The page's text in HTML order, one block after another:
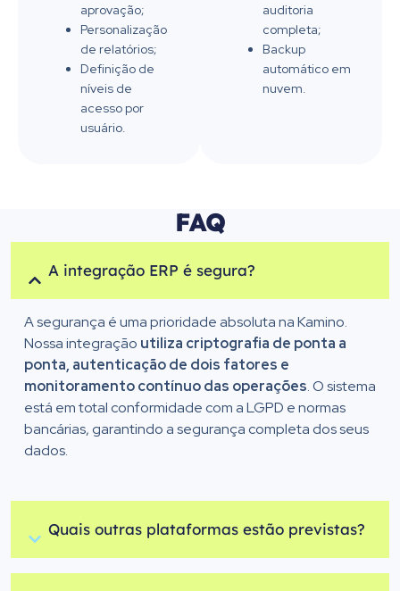
aprovação;
Personalização
de relatórios;
Definição de
níveis de
acesso por
usuário.
auditoria
completa;
Backup
automático em
nuvem.
FAQ
A integração ERP é segura?
A segurança é uma prioridade absoluta na Kamino.
Nossa integração utiliza criptografia de ponta a
ponta, autenticação de dois fatores e
monitoramento contínuo das operações. O sistema
está em total conformidade com a LGPD e normas
bancárias, garantindo a segurança completa dos seus
dados.
Quais outras plataformas estão previstas?